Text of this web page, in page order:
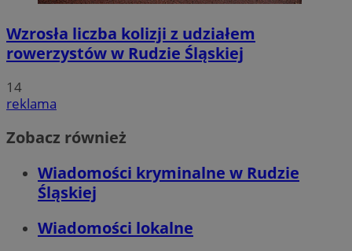
Wzrosła liczba kolizji z udziałem
rowerzystów w Rudzie Śląskiej
14
reklama
Zobacz również
Wiadomości kryminalne w Rudzie
Śląskiej
Wiadomości lokalne